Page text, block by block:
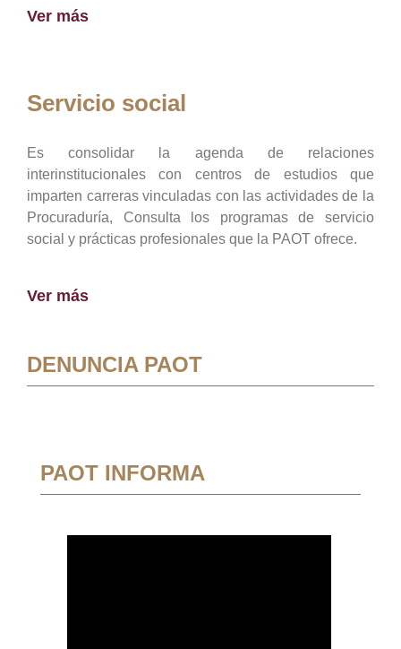
Ver más
Servicio social
Es consolidar la agenda de relaciones
interinstitucionales con centros de estudios que
imparten carreras vinculadas con las actividades de la
Procuraduría, Consulta los programas de servicio
social y prácticas profesionales que la PAOT ofrece.
Ver más
DENUNCIA PAOT
PAOT INFORMA